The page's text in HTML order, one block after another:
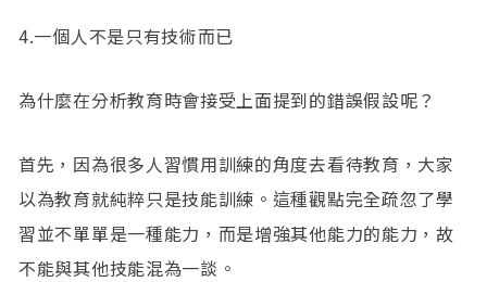
4.一個人不是只有技術而已
為什麼在分析教育時會接受上面提到的錯誤假設呢？
首先，因為很多人習慣用訓練的角度去看待教育，大家
以為教育就純粹只是技能訓練。這種觀點完全疏忽了學
習並不單單是一種能力，而是增強其他能力的能力，故
不能與其他技能混為一談。